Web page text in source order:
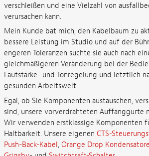
verschleißen und eine Vielzahl von
verursachen kann.
Mein Kunde bat mich, den Kabelbaum zu
bessere Leistung im Studio und auf der
engeren Toleranzen suchte sie auch nach
gleichmäßigeren Veränderung bei der
Lautstärke- und Tonregelung und letztlich
gesunden Arbeitswelt.
Egal, ob Sie Komponenten austauschen,
sind, unsere vorverdrahteten Auffanggurte
Wir verwenden erstklassige Komponenten
Haltbarkeit. Unsere eigenen CTS-
Push-Back-Kabel, Orange Drop